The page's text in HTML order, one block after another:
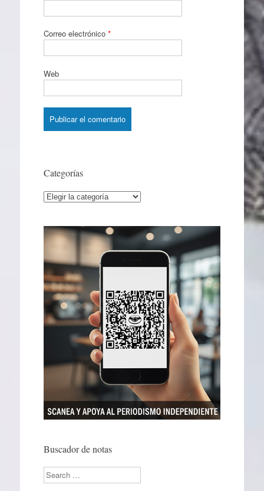
Correo electrónico *
Web
Categorías
Categorías
Buscador de notas
Search